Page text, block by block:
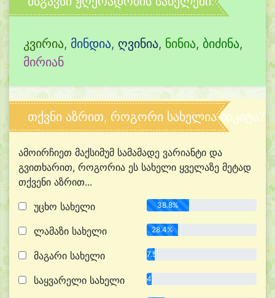
კვირია, მინდია, ღვინია, ნინია, ბიძინა,
მირიან
თქვნი აზრით, როგორი სახელია ნიკიტა?
ამოირჩიეთ მაქსიმუმ სამამადე ვარიანტი და
გვითხარით, როგორია ეს სახელი ყველაზე მეტად
თქვენი აზრით...
უცხო სახელი
38.8%
ლამაზი სახელი 28.4%
მაგარი სახელი 7.5%
საყვარელი სახელი 4.5%